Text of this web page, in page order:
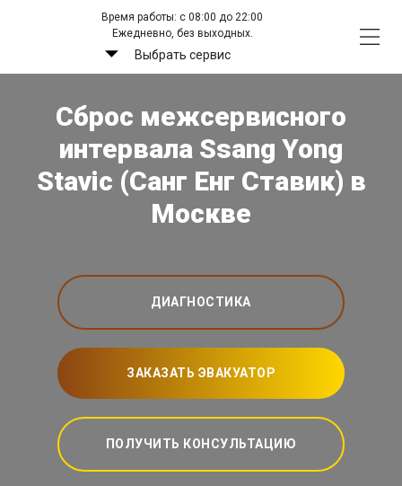
Время работы: с 08:00 до 22:00
Ежедневно, без выходных.
Выбрать сервис
Сброс межсервисного
интервала Ssang Yong
Stavic (Санг Енг Ставик) в
Москве
ДИАГНОСТИКА
ЗАКАЗАТЬ ЭВАКУАТОР
ПОЛУЧИТЬ КОНСУЛЬТАЦИЮ